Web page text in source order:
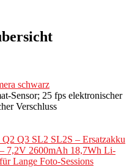
schwarz
Sensor; 25 fps elektronischer
Verschluss
Q3 SL2 SL2S – Ersatzakku
7,2V 2600mAh 18,7Wh Li-
Lange Foto-Sessions